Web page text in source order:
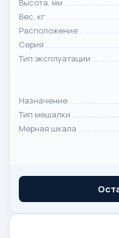
Высота, мм
Вес, кг
Расположение
Серия
Тип эксплуатации
Назначение
Тип мешалки
Мерная шкала